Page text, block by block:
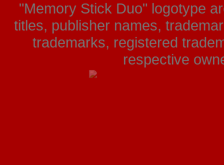
"Memory Stick Duo" logotype
titles, publisher names,
trademarks, registered
respective